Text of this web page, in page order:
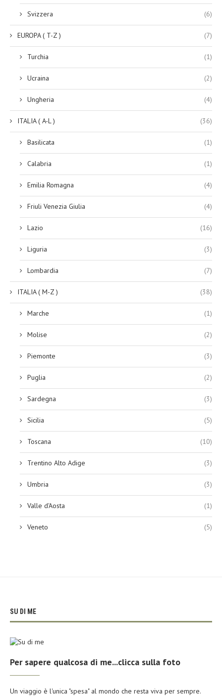
Svizzera (6)
EUROPA ( T-Z ) (7)
Turchia (1)
Ucraina (2)
Ungheria (4)
ITALIA ( A-L ) (36)
Basilicata (1)
Calabria (1)
Emilia Romagna (4)
Friuli Venezia Giulia (4)
Lazio (16)
Liguria (3)
Lombardia (7)
ITALIA ( M-Z ) (38)
Marche (1)
Molise (2)
Piemonte (3)
Puglia (2)
Sardegna (3)
Sicilia (5)
Toscana (10)
Trentino Alto Adige (3)
Umbria (3)
Valle d'Aosta (1)
Veneto (5)
SU DI ME
Per sapere qualcosa di me...clicca sulla foto
Un viaggio è l'unica "spesa" al mondo che resta viva per sempre.